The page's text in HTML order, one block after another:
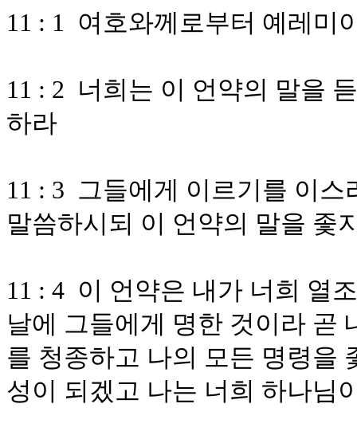
11 : 1 여호와께로부터 예레미
11 : 2 너희는 이 언약의 말을
하라
11 : 3 그들에게 이르기를 이
말씀하시되 이 언약의 말을 좇
11 : 4 이 언약은 내가 너희 열
날에 그들에게 명한 것이라 곧
를 청종하고 나의 모든 명령을
성이 되겠고 나는 너희 하나님